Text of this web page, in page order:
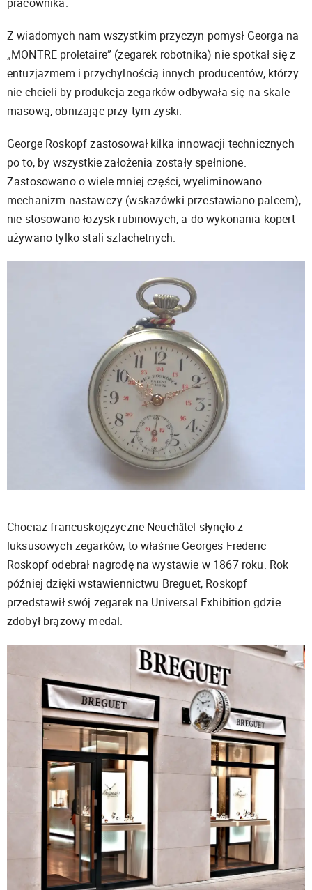
Z wiadomych nam wszystkim przyczyn pomysł Georga na
„MONTRE proletaire” (zegarek robotnika) nie spotkał się z
entuzjazmem i przychylnością innych producentów, którzy
nie chcieli by produkcja zegarków odbywała się na skale
masową, obniżając przy tym zyski.
George Roskopf zastosował kilka innowacji technicznych
po to, by wszystkie założenia zostały spełnione.
Zastosowano o wiele mniej części, wyeliminowano
mechanizm nastawczy (wskazówki przestawiano palcem),
nie stosowano łożysk rubinowych, a do wykonania kopert
używano tylko stali szlachetnych.
Chociaż francuskojęzyczne Neuchâtel słynęło z
luksusowych zegarków, to właśnie Georges Frederic
Roskopf odebrał nagrodę na wystawie w 1867 roku. Rok
później dzięki wstawiennictwu Breguet, Roskopf
przedstawił swój zegarek na Universal Exhibition gdzie
zdobył brązowy medal.